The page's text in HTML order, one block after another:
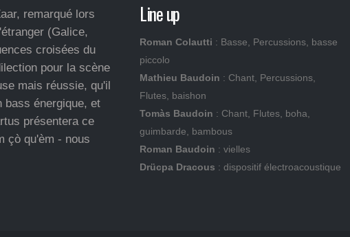
remarqué lors
(Galice,
croisées du
pour la scène
mais réussie, qu'il
bass énergique, et
présentera ce
çò qu'èm - nous
Line up
Roman Colautti : Basse, Percussions, basse
piccolo
Mathieu Baudoin : Chant, Percussions,
Flutes, baishon
Tomàs Baudoin : Chant, Flutes, boha,
guimbarde, bambous
Roman Baudoin : vielles
Drücpa Dracous : dispositif électroacoustique